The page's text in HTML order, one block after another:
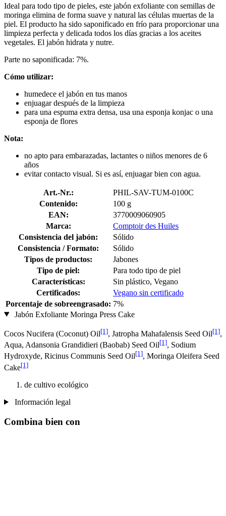
Ideal para todo tipo de pieles, este jabón exfoliante con semillas de
moringa elimina de forma suave y natural las células muertas de la
piel. El producto ha sido saponificado en frío para proporcionar una
limpieza perfecta y delicada todos los días gracias a los aceites
vegetales. El jabón hidrata y nutre.
Parte no saponificada: 7%.
Cómo utilizar:
humedece el jabón en tus manos
enjuagar después de la limpieza
para una espuma extra densa, usa una esponja konjac o una
esponja de flores
Nota:
no apto para embarazadas, lactantes o niños menores de 6
años
evitar contacto visual. Si es así, enjuagar bien con agua.
Art.-Nr.:
PHIL-SAV-TUM-0100C
Contenido:
100 g
EAN:
3770009060905
Marca:
Comptoir des Huiles
Consistencia del jabón:
Sólido
Consistencia / Formato:
Sólido
Tipos de productos:
Jabones
Tipo de piel:
Para todo tipo de piel
Características:
Sin plástico, Vegano
Certificados:
Vegano sin certificado
Porcentaje de sobreengrasado: 7%
Jabón Exfoliante Moringa Press Cake
Cocos Nucifera (Coconut) Oil[1], Jatropha Mahafalensis Seed Oil[1],
Aqua, Adansonia Grandidieri (Baobab) Seed Oil[1], Sodium
Hydroxyde, Ricinus Communis Seed Oil[1], Moringa Oleifera Seed
Cake[1]
de cultivo ecológico
Información legal
Combina bien con